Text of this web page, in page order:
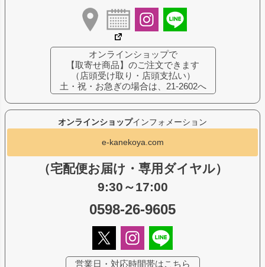
オンラインショップインフォメーション
e-kanekoya.com
（宅配便お届け・専用ダイヤル）
9:30～17:00
0598-26-9605
営業日・対応時間帯はこちら
オンラインショップで
【取寄せ商品】のご注文できます
（店頭受け取り・店頭支払い）
土・祝・お急ぎの場合は、21-2602へ